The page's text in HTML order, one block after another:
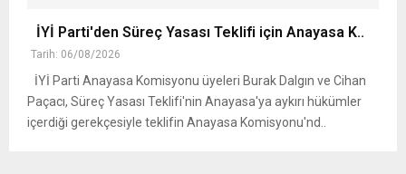
İYİ Parti'den Süreç Yasası Teklifi için Anayasa K..
Tarih: 06/08/2026
İYİ Parti Anayasa Komisyonu üyeleri Burak Dalgın ve Cihan
Paçacı, Süreç Yasası Teklifi'nin Anayasa'ya aykırı hükümler
içerdiği gerekçesiyle teklifin Anayasa Komisyonu'nd..